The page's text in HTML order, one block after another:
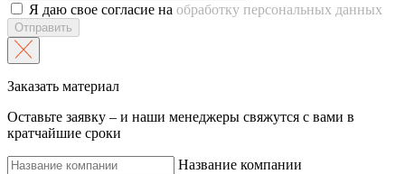
Я даю свое согласие на обработку персональных данных
Отправить
Заказать материал
Оставьте заявку – и наши менеджеры свяжутся с вами в
кратчайшие сроки
Название компании